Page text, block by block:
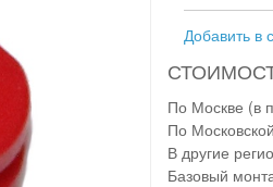
Добавить в
По Москве (в
По
В другие
Базовый